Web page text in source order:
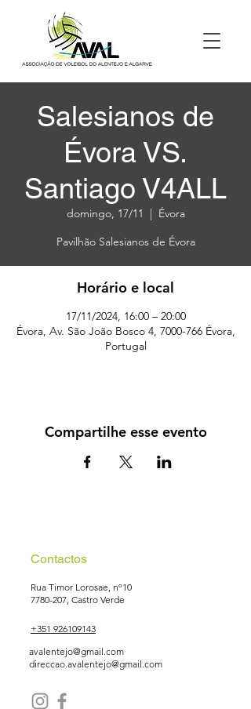
Salesianos de
Évora VS.
Santiago V4ALL
domingo, 17/11
  |
Évora
Pavilhão Salesianos de Évora
Horário e local
17/11/2024, 16:00 – 20:00
Évora, Av. São João Bosco 4, 7000-766 Évora,
Portugal
Compartilhe esse evento
Contactos
Rua Timor Lorosae, nº10
7780-207, Castro Verde
+351 926109143
avalentejo@gmail.com
direccao.avalentejo@gmail.com